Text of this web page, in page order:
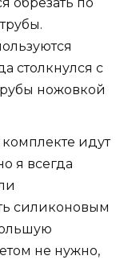
столкнулся с
ножовкой
идут
я всегда
силиконовым
не нужно,